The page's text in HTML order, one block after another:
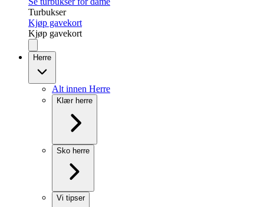
Turbukser
Kjøp gavekort
Kjøp gavekort
Herre
Alt innen Herre
Klær herre
Sko herre
Vi tipser